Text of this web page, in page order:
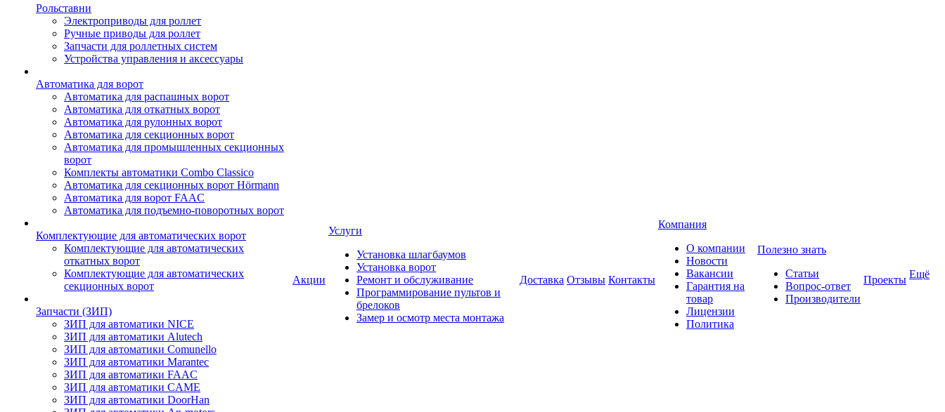
Рольставни
Электроприводы для роллет
Ручные приводы для роллет
Запчасти для роллетных систем
Устройства управления и аксессуары
Автоматика для ворот
Автоматика для распашных ворот
Автоматика для откатных ворот
Автоматика для рулонных ворот
Автоматика для секционных ворот
Автоматика для промышленных секционных
ворот
Комплекты автоматики Combo Classico
Автоматика для секционных ворот Hörmann
Автоматика для ворот FAAC
Автоматика для подъемно-поворотных ворот
Комплектующие для автоматических ворот
Комплектующие для автоматических
откатных ворот
Комплектующие для автоматических
секционных ворот
Запчасти (ЗИП)
ЗИП для автоматики NICE
ЗИП для автоматики Alutech
ЗИП для автоматики Comunello
ЗИП для автоматики Marantec
ЗИП для автоматики FAAC
ЗИП для автоматики CAME
ЗИП для автоматики DoorHan
Акции
Услуги
Установка шлагбаумов
Установка ворот
Ремонт и обслуживание
Программирование пультов и
брелоков
Замер и осмотр места монтажа
Доставка Отзывы Контакты
Компания
О компании
Новости
Вакансии
Гарантия на
товар
Лицензии
Политика
Полезно знать
Статьи
Вопрос-ответ
Производители
Проекты Ещё